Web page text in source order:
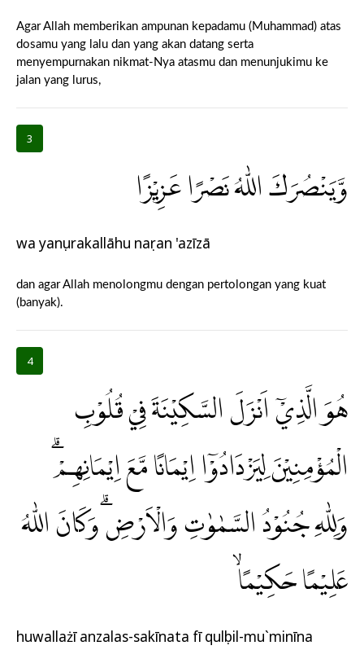
Agar Allah memberikan ampunan kepadamu (Muhammad) atas
dosamu yang lalu dan yang akan datang serta
menyempurnakan nikmat-Nya atasmu dan menunjukimu ke
jalan yang lurus,
3
وَّيَنْصُرَكَ اللّٰهُ نَصْرًا عَزِيْزًا
wa yanṣurakallāhu naṣran 'azīzā
dan agar Allah menolongmu dengan pertolongan yang kuat
(banyak).
4
هُوَ الَّذِيْٓ اَنْزَلَ السَّكِيْنَةَ فِيْ قُلُوْبِ
الْمُؤْمِنِيْنَ لِيَزْدَادُوْٓا اِيْمَانًا مَّعَ اِيْمَانِهِمْ ۗ
وَلِلّٰهِ جُنُوْدُ السَّمٰوٰتِ وَالْاَرْضِۗ وَكَانَ اللّٰهُ
عَلِيْمًا حَكِيْمًاۙ
huwallażī anzalas-sakīnata fī qulụbil-mu`minīna